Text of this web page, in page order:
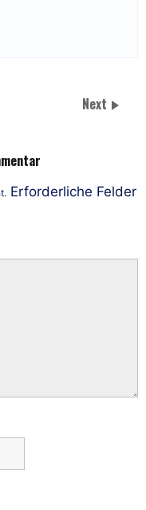
Next
Erforderliche Felder